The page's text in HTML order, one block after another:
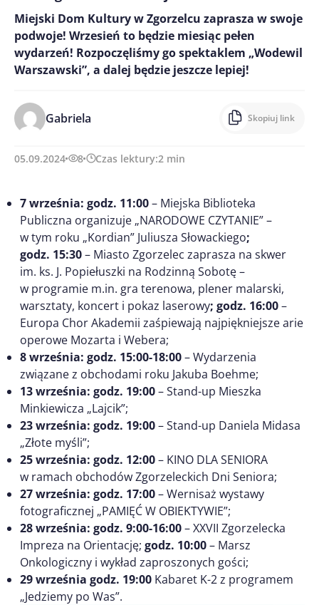
Miejski Dom Kultury w Zgorzelcu zaprasza w swoje
podwoje! Wrzesień to będzie miesiąc pełen
wydarzeń! Rozpoczęliśmy go spektaklem „Wodewil
Warszawski”, a dalej będzie jeszcze lepiej!
Gabriela Skopiuj link
05.09.2024 8 Czas lektury:2 min
7 września: godz. 11:00– Miejska Biblioteka
Publiczna organizuje „NARODOWE CZYTANIE” –
w tym roku „Kordian” Juliusza Słowackiego;
godz. 15:30– Miasto Zgorzelec zaprasza na skwer
im. ks. J. Popiełuszki na Rodzinną Sobotę –
w programie m.in. gra terenowa, plener malarski,
warsztaty, koncert i pokaz laserowy; godz. 16:00–
Europa Chor Akademii zaśpiewają najpiękniejsze arie
operowe Mozarta i Webera;
8 września: godz. 15:00-18:00– Wydarzenia
związane z obchodami roku Jakuba Boehme;
13 września: godz. 19:00– Stand-up Mieszka
Minkiewicza „Lajcik”;
23 września: godz. 19:00– Stand-up Daniela Midasa
„Złote myśli”;
25 września: godz. 12:00– KINO DLA SENIORA
w ramach obchodów Zgorzeleckich Dni Seniora;
27 września: godz. 17:00– Wernisaż wystawy
fotograficznej „PAMIĘĆ W OBIEKTYWIE”;
28 września: godz. 9:00-16:00– XXVII Zgorzelecka
Impreza na Orientację; godz. 10:00– Marsz
Onkologiczny i wykład zaproszonych gości;
29 września godz. 19:00 Kabaret K-2 z programem
„Jedziemy po Was”.